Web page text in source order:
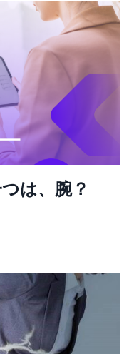
は、腕？